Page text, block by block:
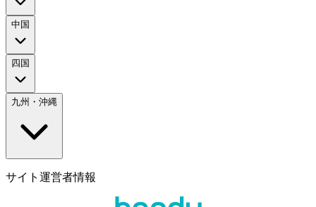
中国
四国
九州・沖縄
サイト運営者情報